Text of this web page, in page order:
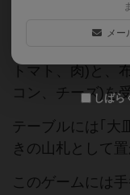
各プレイヤーは
リコン製の｢材料
トマト、肉)と、
コン、チーズ)を
テーブルには｢大
きの山札として置
このゲームには
メー
しばら